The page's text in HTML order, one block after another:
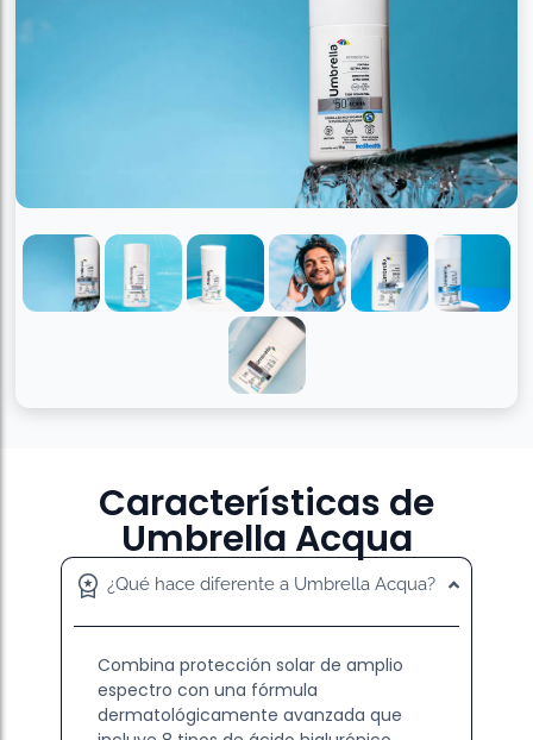
Características de
Umbrella Acqua
¿Qué hace diferente a Umbrella Acqua?
Combina protección solar de amplio
espectro con una fórmula
dermatológicamente avanzada que